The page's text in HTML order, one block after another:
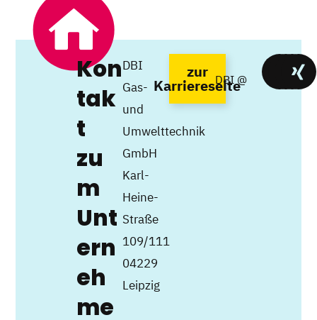
Kon
tak
t
zu
m
Unt
ern
eh
me
DBI
Gas-
und
Umwelttechnik
GmbH
Karl-
Heine-
Straße
109/111
04229
Leipzig
zur
Karriereseite
DBI @